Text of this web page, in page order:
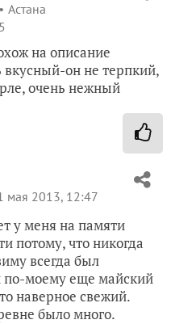
Астана
на описание
он не терпкий,
очень нежный
мая 2013, 12:47
у меня на памяти
потому, что никогда
всегда был
по-моему еще майский
наверное свежий.
было много.